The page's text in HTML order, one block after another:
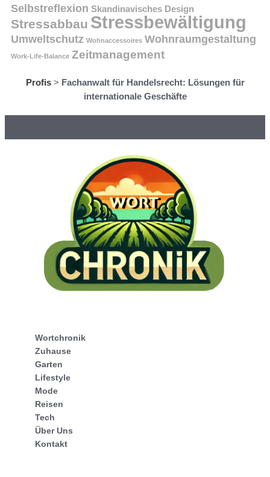
Selbstreflexion Skandinavisches Design
Stressabbau Stressbewältigung
Umweltschutz Wohnaccessoires Wohnraumgestaltung
Work-Life-Balance Zeitmanagement
Profis> Fachanwalt für Handelsrecht: Lösungen für
internationale Geschäfte
Wortchronik
Zuhause
Garten
Lifestyle
Mode
Reisen
Tech
Über Uns
Kontakt